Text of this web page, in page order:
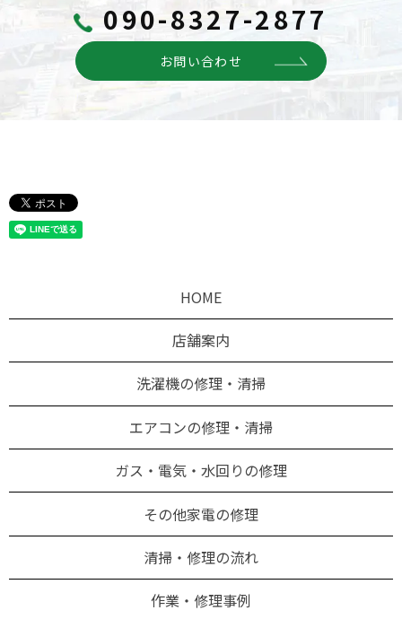
090-8327-2877
お問い合わせ
HOME
店舗案内
洗濯機の修理・清掃
エアコンの修理・清掃
ガス・電気・水回りの修理
その他家電の修理
清掃・修理の流れ
作業・修理事例